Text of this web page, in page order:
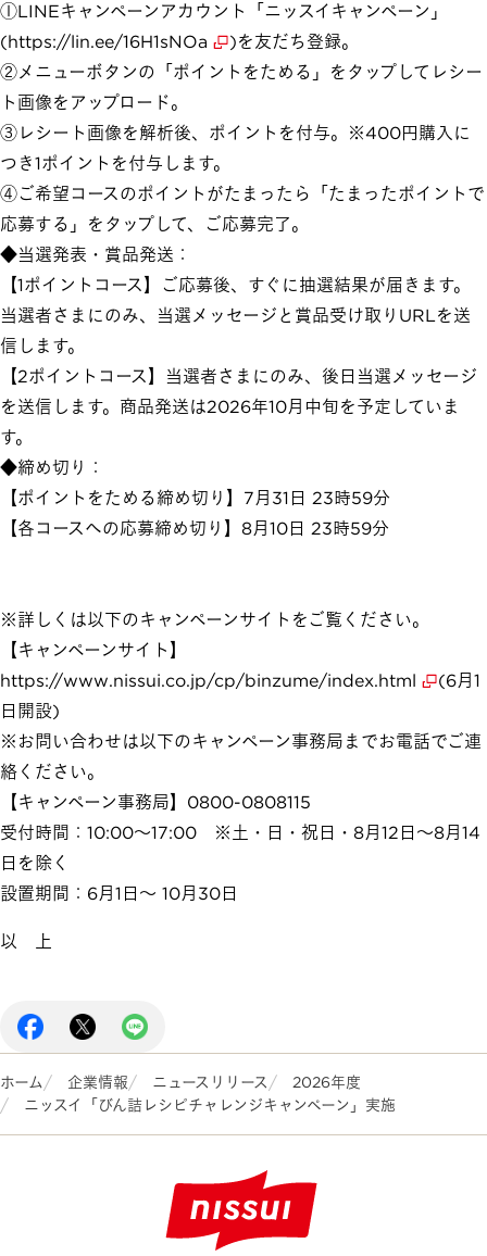
①LINEキャンペーンアカウント「ニッスイキャンペーン」
(https://lin.ee/16H1sNOa
)を友だち登録。
②メニューボタンの「ポイントをためる」をタップしてレシー
ト画像をアップロード。
③レシート画像を解析後、ポイントを付与。※400円購入に
つき1ポイントを付与します。
④ご希望コースのポイントがたまったら「たまったポイントで
応募する」をタップして、ご応募完了。
◆当選発表・賞品発送：
【1ポイントコース】ご応募後、すぐに抽選結果が届きます。
当選者さまにのみ、当選メッセージと賞品受け取りURLを送
信します。
【2ポイントコース】当選者さまにのみ、後日当選メッセージ
を送信します。商品発送は2026年10月中旬を予定していま
す。
◆締め切り：
【ポイントをためる締め切り】7月31日 23時59分
【各コースへの応募締め切り】8月10日 23時59分
※詳しくは以下のキャンペーンサイトをご覧ください。
【キャンペーンサイト】
https://www.nissui.co.jp/cp/binzume/index.html
(6月1
日開設)
※お問い合わせは以下のキャンペーン事務局までお電話でご連
絡ください。
【キャンペーン事務局】0800-0808115
受付時間：10:00～17:00 ※土・日・祝日・8月12日～8月14
日を除く
設置期間：6月1日～ 10月30日
以 上
ホーム 企業情報 ニュースリリース
2026年度
ニッスイ「びん詰レシピチャレンジキャンペーン」実施